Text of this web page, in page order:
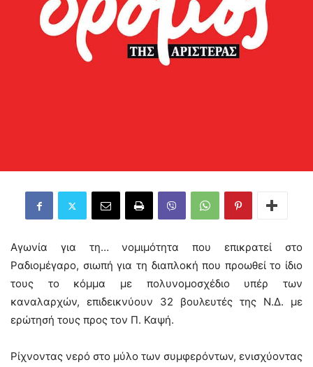
Αγωνία για τη… νομιμότητα που επικρατεί στο
Ραδιομέγαρο, σιωπή για τη διαπλοκή που προωθεί το ίδιο
τους το κόμμα με πολυνομοσχέδιο υπέρ των
καναλαρχών, επιδεικνύουν 32 βουλευτές της Ν.Δ. με
ερώτησή τους προς τον Π. Καψή.
Ρίχνοντας νερό στο μύλο των συμφερόντων, ενισχύοντας